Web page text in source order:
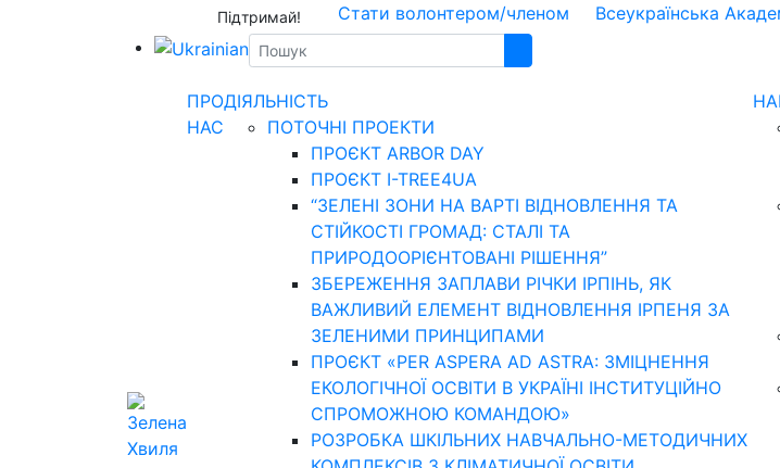
Підтримай! Стати волонтером/членом Всеукраїнська
ПРО
НАС
ДІЯЛЬНІСТЬ
ПОТОЧНІ ПРОЕКТИ
ПРОЄКТ ARBOR DAY
ПРОЄКТ I-TREE4UA
“ЗЕЛЕНІ ЗОНИ НА ВАРТІ ВІДНОВЛЕННЯ ТА
СТІЙКОСТІ ГРОМАД: CТАЛІ ТА
ПРИРОДООРІЄНТОВАНІ РІШЕННЯ”
ЗБЕРЕЖЕННЯ ЗАПЛАВИ РІЧКИ ІРПІНЬ, ЯК
ВАЖЛИВИЙ ЕЛЕМЕНТ ВІДНОВЛЕННЯ ІРПЕНЯ ЗА
ЗЕЛЕНИМИ ПРИНЦИПАМИ
ПРОЄКТ «PER ASPERA AD ASTRA: ЗМІЦНЕННЯ
ЕКОЛОГІЧНОЇ ОСВІТИ В УКРАЇНІ ІНСТИТУЦІЙНО
СПРОМОЖНОЮ КОМАНДОЮ»
РОЗРОБКА ШКІЛЬНИХ НАВЧАЛЬНО-МЕТОДИЧНИХ